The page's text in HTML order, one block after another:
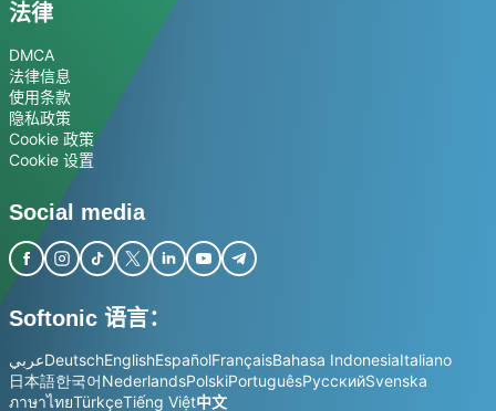
法律
DMCA
法律信息
使用条款
隐私政策
Cookie 政策
Cookie 设置
Social media
Softonic 语言：
عربيDeutschEnglishEspañolFrançaisBahasa IndonesiaItaliano
日本語한국어NederlandsPolskiPortuguêsРусскийSvenska
ภาษาไทยTürkçeTiếng Việt中文